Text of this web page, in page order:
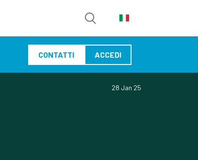
CONTATTI ACCEDI
28 Jan 25